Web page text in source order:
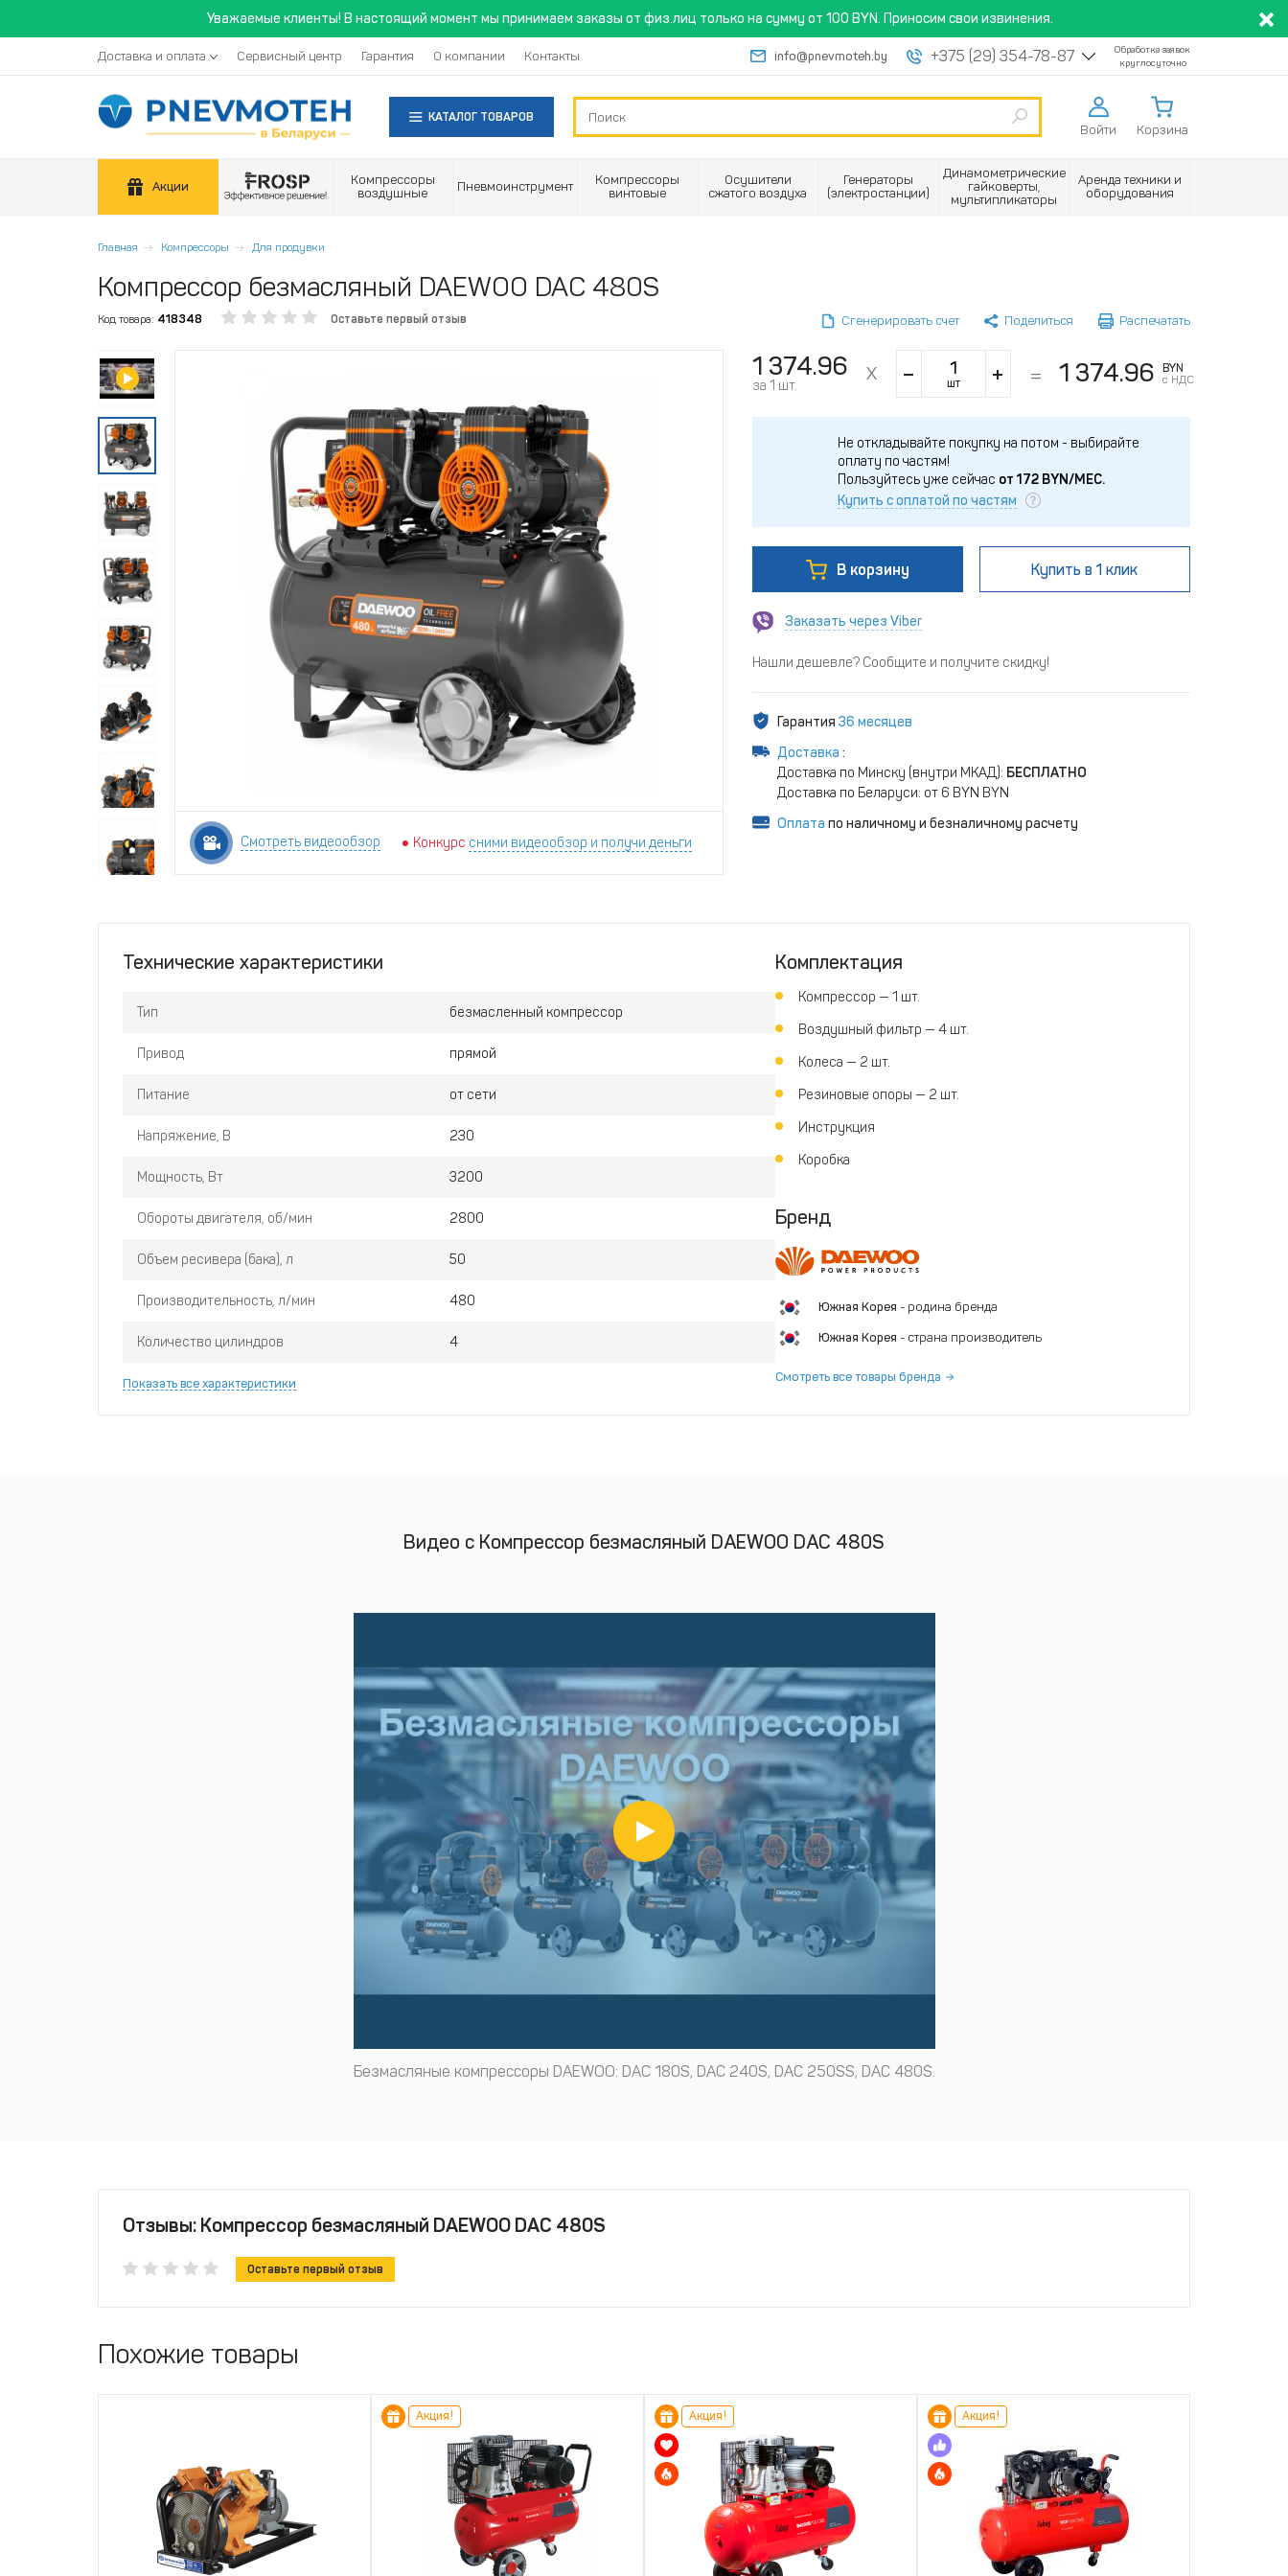
Уважаемые клиенты! В настоящий момент мы принимаем заказы от физ.лиц только на сумму от 100 BYN. Приносим свои извинения.
Доставка и оплата Сервисный центр Гарантия О компании Контакты info@pnevmoteh.by +375 (29) 354-78-87
Обработка заявок
круглосуточно
КАТАЛОГ ТОВАРОВ
Войти Корзина
Акции
Компрессоры
воздушные
Пневмоинструмент
Компрессоры
винтовые
Осушители
сжатого воздуха
Генераторы
(электростанции)
Динамометрические
гайковерты,
мультипликаторы
Аренда техники и
оборудования
Главная Компрессоры Для продувки
Компрессор безмасляный DAEWOO DAC 480S
Код товара: 418348 Оставьте первый отзыв Сгенерировать счет Поделиться Распечатать
Смотреть видеообзор Конкурс сними видеообзор и получи деньги
1 374.96
за 1 шт. шт 1 374.96
BYN
с НДС
Не откладывайте покупку на потом - выбирайте
оплату по частям!
Пользуйтесь уже сейчас от 172BYN/МЕС.
Купить с оплатой по частям
В корзину Купить в 1 клик
Заказать через Viber
Нашли дешевле? Сообщите и получите скидку!
Гарантия 36 месяцев
Доставка :
Доставка по Минску (внутри МКАД): БЕСПЛАТНО
Доставка по Беларуси: от 6 BYN BYN
Оплата по наличному и безналичному расчету
Технические характеристики
Тип безмасленный компрессор
Привод прямой
Питание от сети
Напряжение, В 230
Мощность, Вт 3200
Обороты двигателя, об/мин 2800
Объем ресивера (бака), л 50
Производительность, л/мин 480
Количество цилиндров 4
Показать все характеристики
Комплектация
Компрессор — 1 шт.
Воздушный фильтр — 4 шт.
Колеса — 2 шт.
Резиновые опоры — 2 шт.
Инструкция
Коробка
Бренд
Южная Корея - родина бренда
Южная Корея - страна производитель
Смотреть все товары бренда
Видео с Компрессор безмасляный DAEWOO DAC 480S
Безмасляные компрессоры DAEWOO: DAC 180S, DAC 240S, DAC 250SS, DAC 480S.
Отзывы: Компрессор безмасляный DAEWOO DAC 480S
Оставьте первый отзыв
Похожие товары
Акция! Акция! Акция!